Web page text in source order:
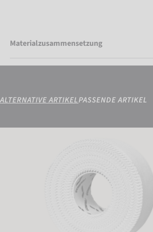
Materialzusammensetzung
ALTERNATIVE ARTIKELPASSENDE ARTIKEL